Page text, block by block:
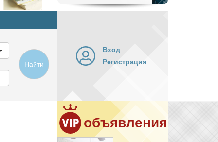
Найти
Вход
Регистрация
объявления